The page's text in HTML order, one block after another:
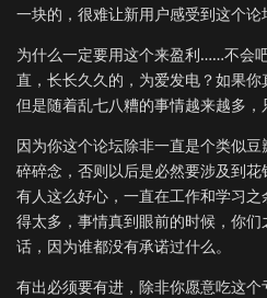
一块的，很难让新用户感受到这个论
为什么一定要用这个来盈利……不会
直，长长久久的，为爱发电？如果你
但是随着乱七八糟的事情越来越多，
因为你这个论坛除非一直是个类似
碎碎念，否则以后是必然要涉及到
有人这么好心，一直在工作和学习
得太多，事情真到眼前的时候，你
话，因为谁都没有承诺过什么。
有出必须要有进，除非你愿意吃这